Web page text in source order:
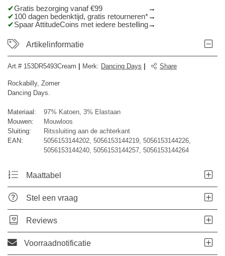
Gratis bezorging vanaf €99
100 dagen bedenktijd, gratis retourneren*
Spaar AttitudeCoins met iedere bestelling
Artikelinformatie
Art.# 153DR5493Cream Merk: Dancing Days Share
Rockabilly, Zomer
Dancing Days.
Materiaal:
97% Katoen, 3% Elastaan
Mouwen:
Mouwloos
Sluiting:
Ritssluiting aan de achterkant
EAN:
5056153144202, 5056153144219, 5056153144226,
5056153144240, 5056153144257, 5056153144264
Maattabel
Stel een vraag
Reviews
Voorraadnotificatie